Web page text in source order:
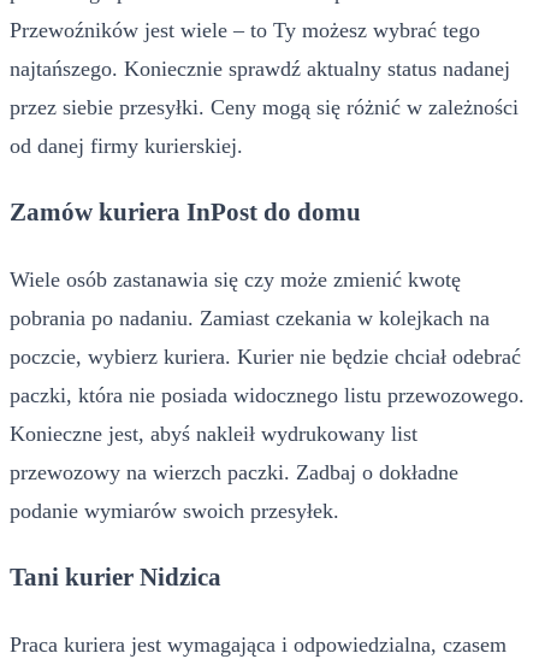
Przewoźników jest wiele – to Ty możesz wybrać tego
najtańszego. Koniecznie sprawdź aktualny status nadanej
przez siebie przesyłki. Ceny mogą się różnić w zależności
od danej firmy kurierskiej.
Zamów kuriera InPost do domu
Wiele osób zastanawia się czy może zmienić kwotę
pobrania po nadaniu. Zamiast czekania w kolejkach na
poczcie, wybierz kuriera. Kurier nie będzie chciał odebrać
paczki, która nie posiada widocznego listu przewozowego.
Konieczne jest, abyś nakleił wydrukowany list
przewozowy na wierzch paczki. Zadbaj o dokładne
podanie wymiarów swoich przesyłek.
Tani kurier Nidzica
Praca kuriera jest wymagająca i odpowiedzialna, czasem